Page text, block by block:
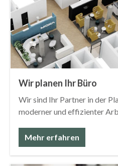
Wir planen Ihr Büro
Wir sind Ihr Partner in der
moderner und effizienter
Mehr erfahren